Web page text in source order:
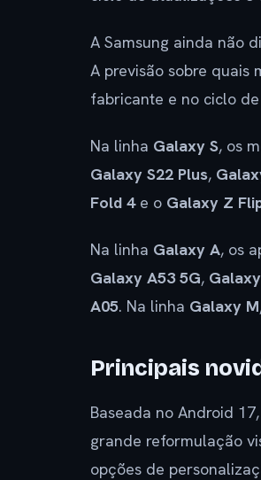
A Samsung ainda não
A previsão sobre
fabricante e no ciclo
Na linha Galaxy S, os
Galaxy S22 Plus,
Fold 4e o Galaxy Z
Na linha Galaxy A, os
Galaxy A53 5G,
A05. Na linha Galaxy M
Principais
Baseada no Android
grande reformulação
opções de